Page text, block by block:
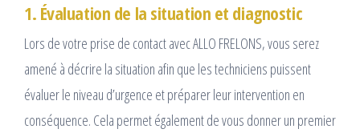
1. Évaluation de la situation et diagnostic
Lors de votre prise de contact avec ALLO FRELONS, vous serez
amené à décrire la situation afin que les techniciens puissent
évaluer le niveau d’urgence et préparer leur intervention en
conséquence. Cela permet également de vous donner un premier